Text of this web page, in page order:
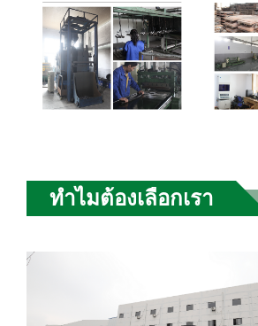
ทำไมต้องเลือกเรา